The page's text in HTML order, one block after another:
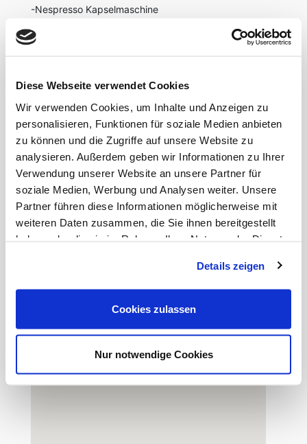
Diese Webseite verwendet Cookies
Wir verwenden Cookies, um Inhalte und Anzeigen zu
personalisieren, Funktionen für soziale Medien anbieten
zu können und die Zugriffe auf unsere Website zu
analysieren. Außerdem geben wir Informationen zu Ihrer
Verwendung unserer Website an unsere Partner für
soziale Medien, Werbung und Analysen weiter. Unsere
Partner führen diese Informationen möglicherweise mit
weiteren Daten zusammen, die Sie ihnen bereitgestellt
haben oder die sie im Rahmen Ihrer Nutzung der Dienste
Details zeigen
Cookies zulassen
Nur notwendige Cookies
-Nespresso Kapselmaschine
-Bettwäsche, Handtücher
-WIFI
-Waschmaschine
-Wäscheständer
-großzügiger Einbauschrank
LAGE
Das Apartment befindet sich mitten im
Medienhafen.
Architektur und hochwertige Restaurants und Bars
heraus. Innerhalb von wenigen Gehminuten können
Düsseldorf Genießen. Zu dem stoßen Sie auf die
angesagte 'Medienmeile' in der Mode- und
sowie das UCI-Multiplex- Kino sind.